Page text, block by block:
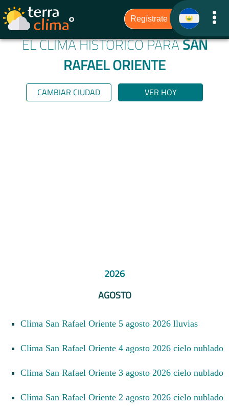
EL CLIMA HISTÓRICO PARASAN
RAFAEL ORIENTE
CAMBIAR CIUDAD VER HOY
2026
AGOSTO
Clima San Rafael Oriente 5 agosto 2026 lluvias
Clima San Rafael Oriente 4 agosto 2026 cielo nublado
Clima San Rafael Oriente 3 agosto 2026 cielo nublado
Clima San Rafael Oriente 2 agosto 2026 cielo nublado